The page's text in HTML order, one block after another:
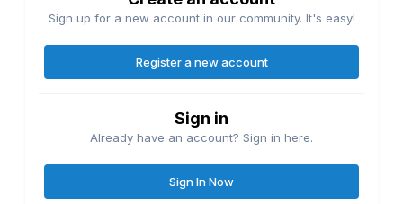
Sign up for a new account in our community. It's easy!
Register a new account
Sign in
Already have an account? Sign in here.
Sign In Now